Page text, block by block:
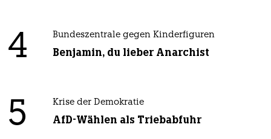
4 Bundeszentrale gegen Kinderfiguren
Benjamin, du lieber Anarchist
5 Krise der Demokratie
AfD-Wählen als Triebabfuhr